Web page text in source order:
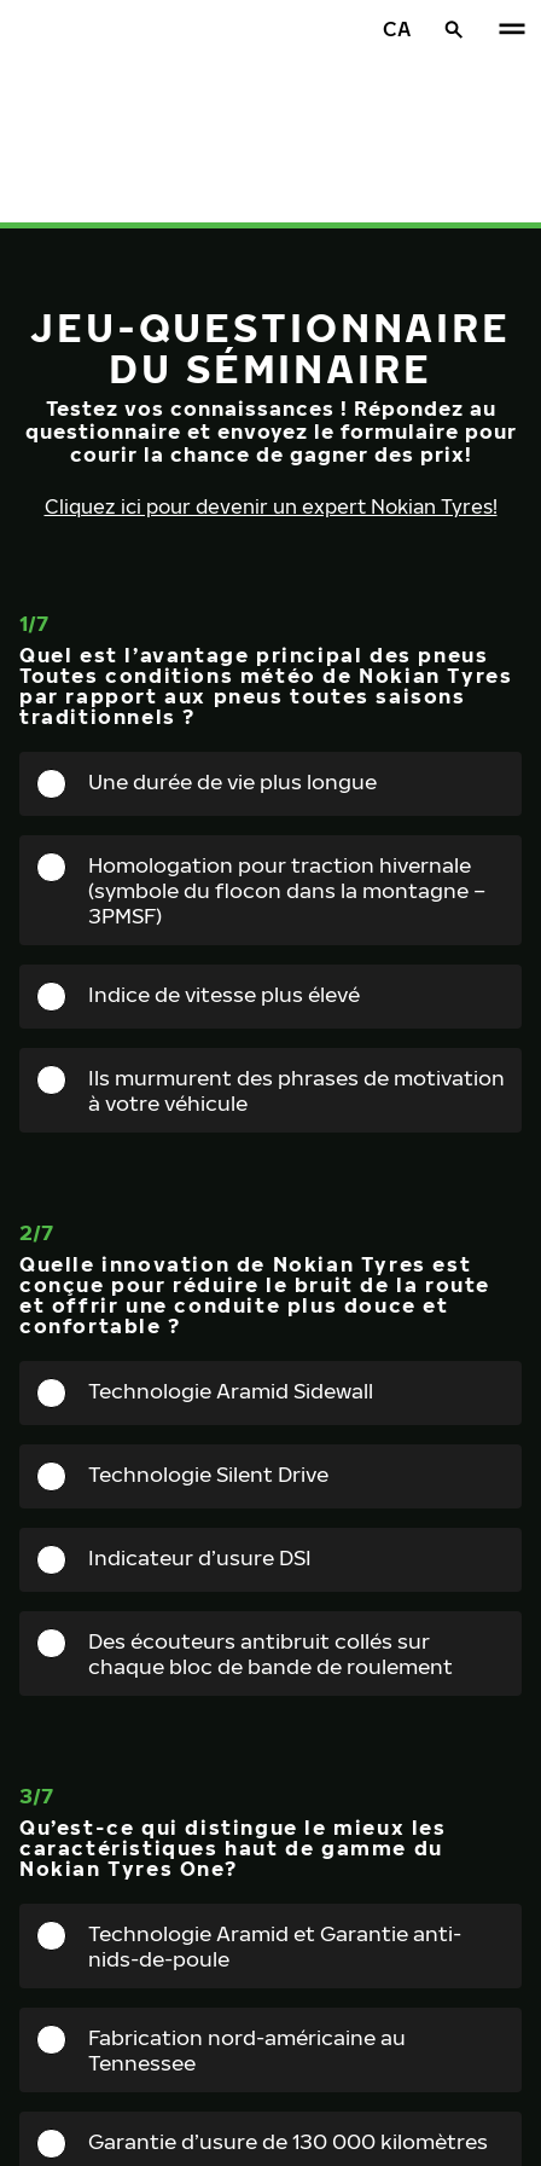
CA
JEU-QUESTIONNAIRE
DU SÉMINAIRE
Testez vos connaissances ! Répondez au
questionnaire et envoyez le formulaire pour
courir la chance de gagner des prix!
Cliquez ici pour devenir un expert Nokian Tyres!
1/7
Quel est l’avantage principal des pneus
Toutes conditions météo de Nokian Tyres
par rapport aux pneus toutes saisons
traditionnels ?
Une durée de vie plus longue
Homologation pour traction hivernale
(symbole du flocon dans la montagne –
3PMSF)
Indice de vitesse plus élevé
Ils murmurent des phrases de motivation
à votre véhicule
2/7
Quelle innovation de Nokian Tyres est
conçue pour réduire le bruit de la route
et offrir une conduite plus douce et
confortable ?
Technologie Aramid Sidewall
Technologie Silent Drive
Indicateur d’usure DSI
Des écouteurs antibruit collés sur
chaque bloc de bande de roulement
3/7
Qu’est-ce qui distingue le mieux les
caractéristiques haut de gamme du
Nokian Tyres One?
Technologie Aramid et Garantie anti-
nids-de-poule
Fabrication nord-américaine au
Tennessee
Garantie d’usure de 130 000 kilomètres